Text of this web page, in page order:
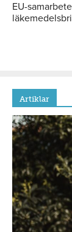
EU-
Artiklar